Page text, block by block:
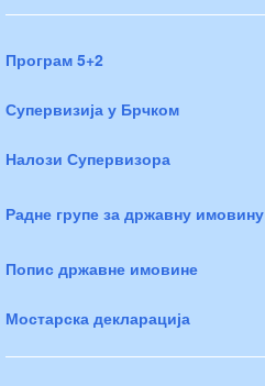
Програм 5+2
Супервизија у Брчком
Налози Супервизора
Радне групе за државну имовину
Попис државне имовине
Мостарска декларација